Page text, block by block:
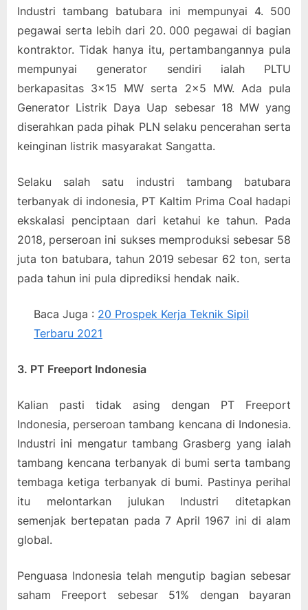
Industri tambang batubara ini mempunyai 4. 500
pegawai serta lebih dari 20. 000 pegawai di bagian
kontraktor. Tidak hanya itu, pertambangannya pula
mempunyai generator sendiri ialah PLTU
berkapasitas 3×15 MW serta 2×5 MW. Ada pula
Generator Listrik Daya Uap sebesar 18 MW yang
diserahkan pada pihak PLN selaku pencerahan serta
keinginan listrik masyarakat Sangatta.
Selaku salah satu industri tambang batubara
terbanyak di indonesia, PT Kaltim Prima Coal hadapi
ekskalasi penciptaan dari ketahui ke tahun. Pada
2018, perseroan ini sukses memproduksi sebesar 58
juta ton batubara, tahun 2019 sebesar 62 ton, serta
pada tahun ini pula diprediksi hendak naik.
Baca Juga : 20 Prospek Kerja Teknik Sipil
Terbaru 2021
3. PT Freeport Indonesia
Kalian pasti tidak asing dengan PT Freeport
Indonesia, perseroan tambang kencana di Indonesia.
Industri ini mengatur tambang Grasberg yang ialah
tambang kencana terbanyak di bumi serta tambang
tembaga ketiga terbanyak di bumi. Pastinya perihal
itu melontarkan julukan Industri ditetapkan
semenjak bertepatan pada 7 April 1967 ini di alam
global.
Penguasa Indonesia telah mengutip bagian sebesar
saham Freeport sebesar 51% dengan bayaran